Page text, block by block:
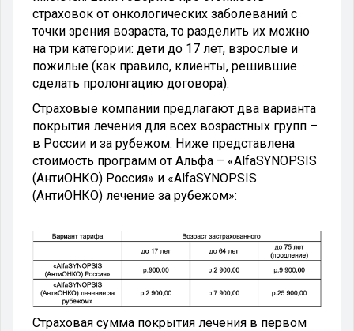
страховок от онкологических заболеваний с
точки зрения возраста, то разделить их можно
на три категории: дети до 17 лет, взрослые и
пожилые (как правило, клиенты, решившие
сделать пролонгацию договора).
Страховые компании предлагают два варианта
покрытия лечения для всех возрастных групп –
в России и за рубежом. Ниже представлена
стоимость программ от Альфа – «AlfaSYNOPSIS
(АнтиОНКО) Россия» и «AlfaSYNOPSIS
(АнтиОНКО) лечение за рубежом»:
Страховая сумма покрытия лечения в первом